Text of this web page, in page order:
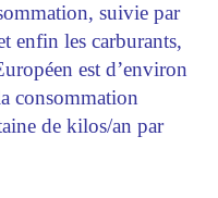
suivie par
enfin les carburants,
est d’environ
consommation
de kilos/an par